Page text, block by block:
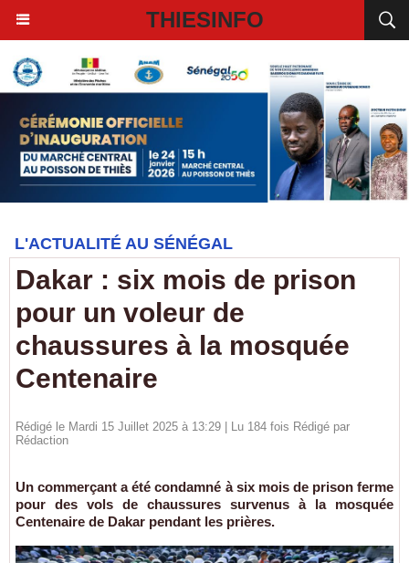
THIESINFO
L'ACTUALITÉ AU SÉNÉGAL
Dakar : six mois de prison
pour un voleur de
chaussures à la mosquée
Centenaire
Rédigé le Mardi 15 Juillet 2025 à 13:29 | Lu 184 fois Rédigé par
Rédaction
Un commerçant a été condamné à six mois de prison ferme
pour des vols de chaussures survenus à la mosquée
Centenaire de Dakar pendant les prières.